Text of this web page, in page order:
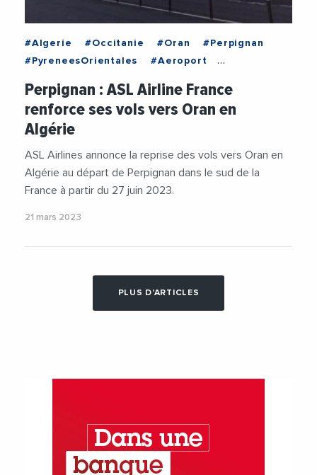
#Algerie #Occitanie #Oran
#Perpignan
#PyreneesOrientales
#Aeroport
#Entreprises
#Tourisme #Transports
Perpignan : ASL Airline France
renforce ses vols vers Oran en
Algérie
ASL Airlines annonce la reprise des vols vers Oran en
Algérie au départ de Perpignan dans le sud de la
France à partir du 27 juin 2023.
21 mars 2023
PLUS D'ARTICLES